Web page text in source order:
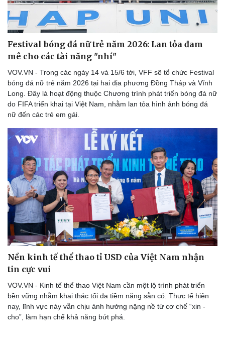
Festival bóng đá nữ trẻ năm 2026: Lan tỏa đam
mê cho các tài năng "nhí"
VOV.VN - Trong các ngày 14 và 15/6 tới, VFF sẽ tổ chức Festival
bóng đá nữ trẻ năm 2026 tại hai địa phương Đồng Tháp và Vĩnh
Long. Đây là hoạt động thuộc Chương trình phát triển bóng đá nữ
do FIFA triển khai tại Việt Nam, nhằm lan tỏa hình ảnh bóng đá
nữ đến các trẻ em gái.
Nền kinh tế thể thao tỉ USD của Việt Nam nhận
tin cực vui
VOV.VN - Kinh tế thể thao Việt Nam cần một lộ trình phát triển
bền vững nhằm khai thác tối đa tiềm năng sẵn có. Thực tế hiện
nay, lĩnh vực này vẫn chịu ảnh hưởng nặng nề từ cơ chế “xin -
cho”, làm hạn chế khả năng bứt phá.